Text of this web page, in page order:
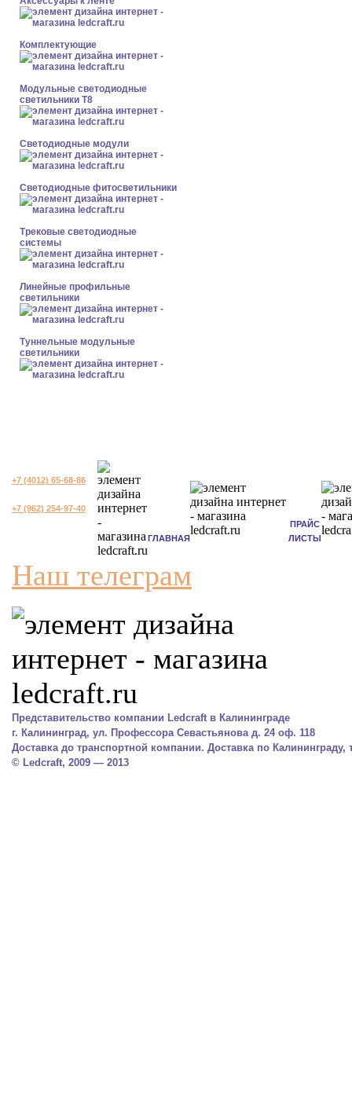
Комплектующие
Модульные светодиодные
светильники Т8
Светодиодные модули
Светодиодные фитосветильники
Трековые светодиодные
системы
Линейные профильные
светильники
Туннельные модульные
светильники
+7 (4012) 65-68-86
+7 (962) 254-97-40
ГЛАВНАЯ
ПРАЙС
ЛИСТЫ
Наш телеграм
Представительство компании Ledcraft в Калининграде
г. Калининград, ул. Профессора Севастьянова д. 24 оф. 118
Доставка до транспортной компании. Доставка по Калининграду,
© Ledcraft, 2009 — 2013